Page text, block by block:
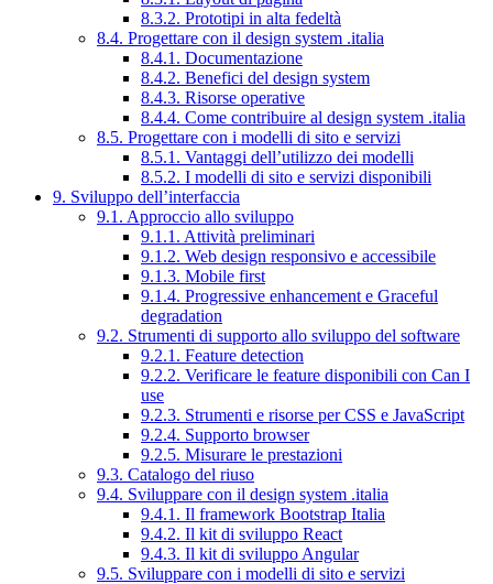
8.3.2. Prototipi in alta fedeltà
8.4. Progettare con il design system .italia
8.4.1. Documentazione
8.4.2. Benefici del design system
8.4.3. Risorse operative
8.4.4. Come contribuire al design system .italia
8.5. Progettare con i modelli di sito e servizi
8.5.1. Vantaggi dell’utilizzo dei modelli
8.5.2. I modelli di sito e servizi disponibili
9. Sviluppo dell’interfaccia
9.1. Approccio allo sviluppo
9.1.1. Attività preliminari
9.1.2. Web design responsivo e accessibile
9.1.3. Mobile first
9.1.4. Progressive enhancement e Graceful
degradation
9.2. Strumenti di supporto allo sviluppo del software
9.2.1. Feature detection
9.2.2. Verificare le feature disponibili con Can I
use
9.2.3. Strumenti e risorse per CSS e JavaScript
9.2.4. Supporto browser
9.2.5. Misurare le prestazioni
9.3. Catalogo del riuso
9.4. Sviluppare con il design system .italia
9.4.1. Il framework Bootstrap Italia
9.4.2. Il kit di sviluppo React
9.4.3. Il kit di sviluppo Angular
9.5. Sviluppare con i modelli di sito e servizi